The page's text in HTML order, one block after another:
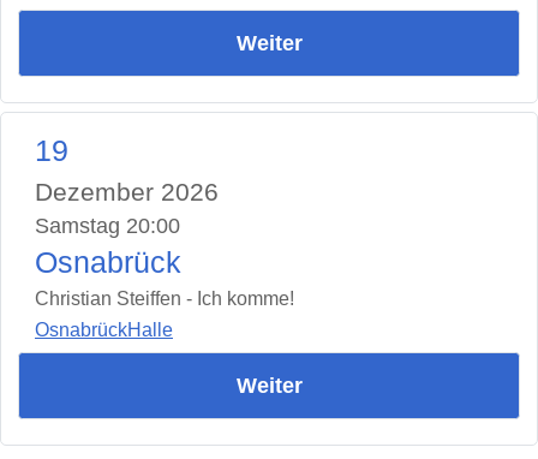
Weiter
19
Dezember 2026
Samstag 20:00
Osnabrück
Christian Steiffen - Ich komme!
OsnabrückHalle
Weiter